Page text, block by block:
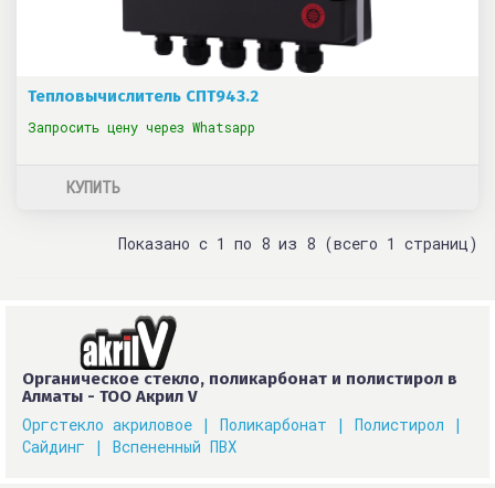
Тепловычислитель СПТ943.2
Запросить цену через Whatsapp
КУПИТЬ
Показано с 1 по 8 из 8 (всего 1 страниц)
Органическое стекло, поликарбонат и полистирол в
Алматы - ТОО Акрил V
Оргстекло акриловое | Поликарбонат |
Полистирол |
Сайдинг |
Вспененный ПВХ